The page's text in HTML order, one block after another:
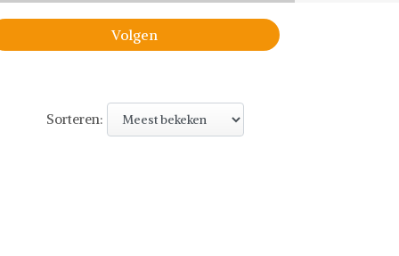
de leukste items met vrienden
Volgen
Sorteren: